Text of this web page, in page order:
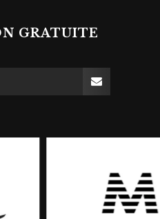
GRATUITE